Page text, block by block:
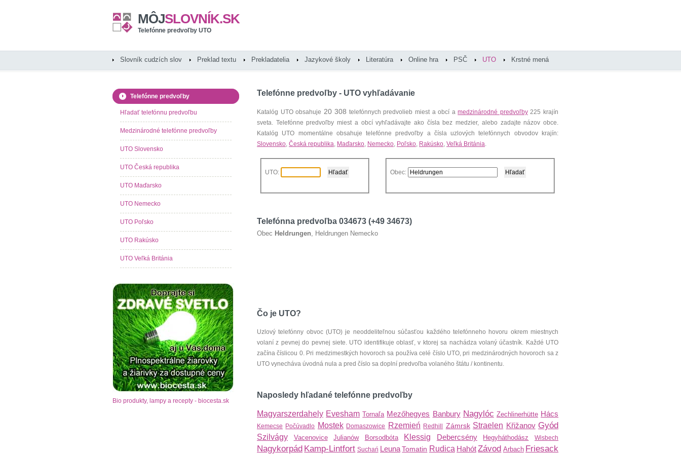
MÔJSLOVNÍK.SK
Telefónne predvoľby UTO
Slovník cudzích slov Preklad textu Prekladatelia Jazykové školy Literatúra Online hra PSČ UTO Krstné mená
Telefónne predvoľby - UTO vyhľadávanie
Katalóg UTO obsahuje 20 308 telefónnych predvolieb miest a obcí amedzinárodné predvoľby225 krajín
sveta. Telefónne predvoľby miest a obcí vyhľadávajte ako čísla bez medzier, alebo zadajte názov obce.
Katalóg UTO momentálne obsahuje telefónne predvoľby a čísla uzlových telefónnych obvodov krajín:
Slovensko, Česká republika, Maďarsko, Nemecko, Poľsko, Rakúsko, Veľká Británia.
UTO: Obec:
Telefónna predvoľba 034673 (+49 34673)
Obec Heldrungen, Heldrungen Nemecko
Čo je UTO?
Uzlový telefónny obvoc (UTO) je neoddeliteľnou súčasťou každého telefónneho hovoru okrem miestnych
volaní z pevnej do pevnej siete. UTO identifikuje oblasť, v ktorej sa nachádza volaný účastník. Každé UTO
začína číslicou 0. Pri medzimestkých hovoroch sa používa celé číslo UTO, pri medzinárodných hovoroch sa z
UTO vynecháva úvodná nula a pred číslo sa doplní predvoľba volaného štátu / kontinentu.
Naposledy hľadané telefónne predvoľby
Magyarszerdahely Evesham Tornaľa Mezőhegyes Banbury Nagylóc Zechlinerhütte Hács
Kemecse Počúvadlo Mostek Domaszowice Rzemień Redhill Zámrsk Straelen Křižanov Gyód
Szilvágy Vacenovice Julianów Borsodbóta Klessig Debercsény Hegyháthodász Wisbech
Nagykorpád Kamp-Lintfort Suchań Leuna Tomatin Rudica Hahót Závod Arbach Friesack
Telefónne predvoľby
Hľadať telefónnu predvoľbu
Medzinárodné telefónne predvoľby
UTO Slovensko
UTO Česká republika
UTO Maďarsko
UTO Nemecko
UTO Poľsko
UTO Rakúsko
UTO Veľká Británia
Bio produkty, lampy a recepty - biocesta.sk